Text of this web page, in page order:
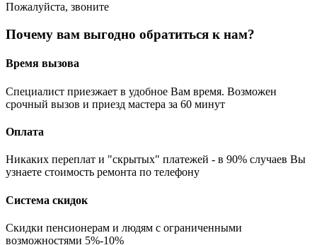
Пожалуйста, звоните
Почему вам выгодно обратиться к нам?
Время вызова
Специалист приезжает в удобное Вам время. Возможен
срочный вызов и приезд мастера за 60 минут
Оплата
Никаких переплат и "скрытых" платежей - в 90% случаев Вы
узнаете стоимость ремонта по телефону
Система скидок
Скидки пенсионерам и людям с ограниченными
возможностями 5%-10%